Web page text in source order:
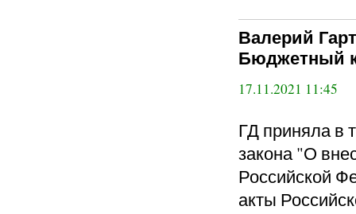
Валерий
Бюджетный
17.11.2021 11:45
ГД приняла в
закона "О
Российской
акты